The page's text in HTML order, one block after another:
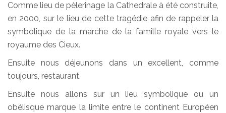
Comme lieu de pèlerinage la Cathedrale à été construite,
en 2000, sur le lieu de cette tragédie afin de rappeler la
symbolique de la marche de la famille royale vers le
royaume des Cieux.
Ensuite nous déjeunons dans un excellent, comme
toujours, restaurant.
Ensuite nous allons sur un lieu symbolique ou un
obélisque marque la limite entre le continent Européen